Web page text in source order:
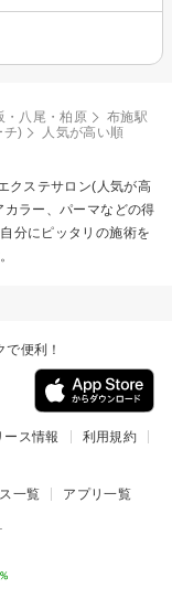
・八尾・柏原
布施駅
チ) 人気が高い順
クステサロン(人気が高
ラー、パーマなどの得
分にピッタリの施術を
便利！
ース情報
利用規約
一覧 アプリ一覧